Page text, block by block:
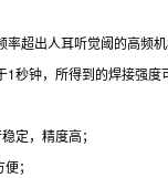
超出人耳听觉阈的高频
秒钟，所得到的焊接强
定，精度高；
；